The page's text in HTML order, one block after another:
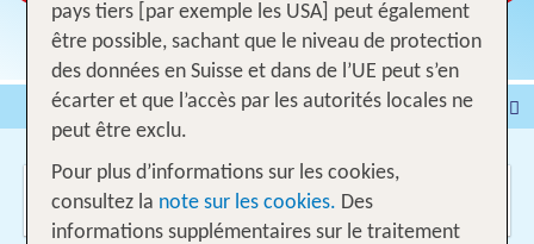
Voyages
Hôtel
Croisières
Véhicules
Où voulez-vous aller?
pays tiers [par exemple les USA] peut également
être possible, sachant que le niveau de protection
des données en Suisse et dans de l’UE peut s’en
écarter et que l’accès par les autorités locales ne
peut être exclu.
Pour plus d’informations sur les cookies,
consultez la note sur les cookies. Des
informations supplémentaires sur le traitement